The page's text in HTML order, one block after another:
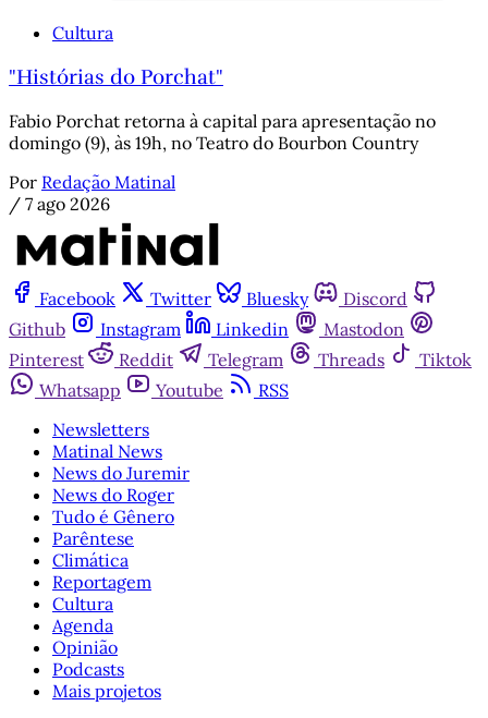
Cultura
"Histórias do Porchat"
Fabio Porchat retorna à capital para apresentação no
domingo (9), às 19h, no Teatro do Bourbon Country
Por Redação Matinal
/ 7 ago 2026
Facebook Twitter Bluesky
Discord
Github
Instagram Linkedin
Mastodon
Pinterest
Reddit Telegram Threads
Tiktok
Whatsapp
Youtube
RSS
Newsletters
Matinal News
News do Juremir
News do Roger
Tudo é Gênero
Parêntese
Climática
Reportagem
Cultura
Agenda
Opinião
Podcasts
Mais projetos